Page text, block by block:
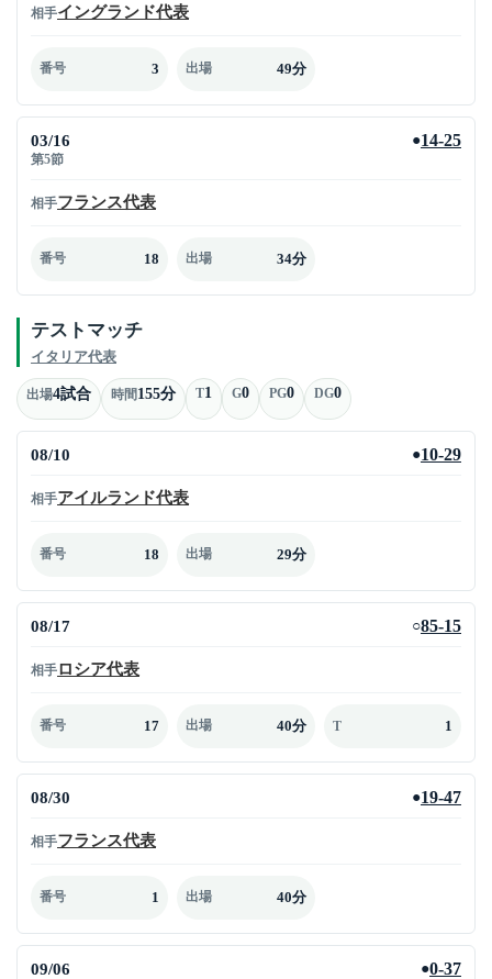
相手イングランド代表
番号 3 出場 49分
03/16
第5節
●14-25
相手フランス代表
番号 18 出場 34分
テストマッチ
イタリア代表
出場4試合 時間155分 T1 G0 PG0 DG0
08/10 ●10-29
相手アイルランド代表
番号 18 出場 29分
08/17 ○85-15
相手ロシア代表
番号 17 出場 40分 T 1
08/30 ●19-47
相手フランス代表
番号 1 出場 40分
09/06 ●0-37